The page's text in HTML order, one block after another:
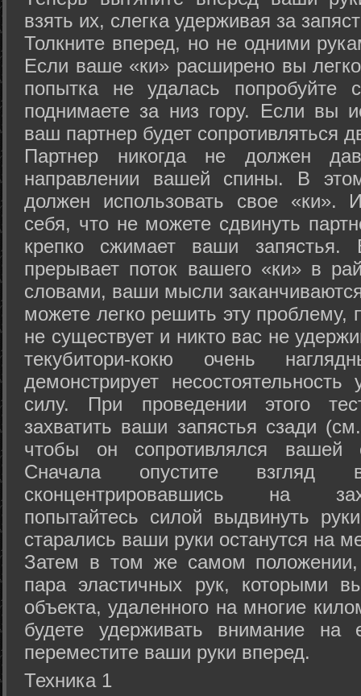
взять их, слегка удерживая за
Толкните вперед, но не одними
Если ваше «ки» расширено вы
попытка не удалась попробуйте
поднимаете за низ гору. Если вы
ваш партнер будет сопротивляться
Партнер никогда не должен
направлении вашей спины. В
должен использовать свое «ки».
себя, что не можете сдвинуть
крепко сжимает ваши запястья.
прерывает поток вашего «ки» в
словами, ваши мысли
можете легко решить эту проблему,
не существует и никто вас не
текубитори-кокю очень
демонстрирует
силу. При проведении этого
захватить ваши запястья сзади
чтобы он сопротивлялся вашей
Сначала опустите
сконцентрировавшись на
попытайтесь силой выдвинуть
старались ваши руки останутся на
Затем в том же самом положении,
пара эластичных рук, которыми
объекта, удаленного на многие
будете удерживать внимание на
переместите ваши руки вперед.
Техника 1